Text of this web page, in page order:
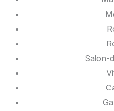
o
k
Salon-